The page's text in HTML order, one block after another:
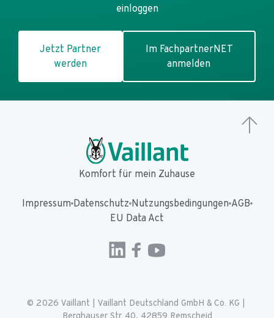
einloggen
Jetzt Partner
werden
Im FachpartnerNET
anmelden
Komfort für mein Zuhause
Impressum Datenschutz Nutzungsbedingungen AGB
EU Data Act
© 2026 Vaillant
Vaillant Deutschland GmbH & Co. KG |